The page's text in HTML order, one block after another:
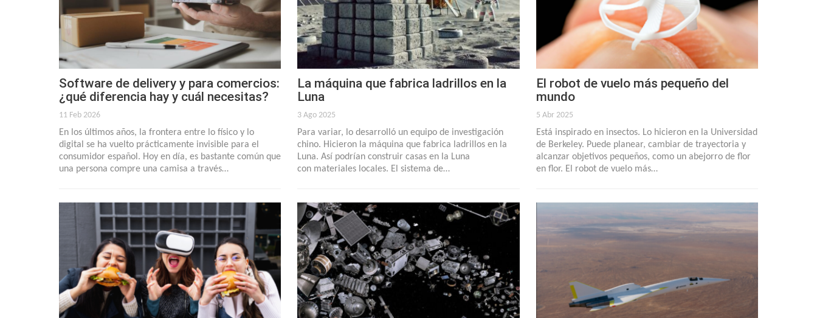
Software de delivery y para comercios:
¿qué diferencia hay y cuál necesitas?
11 Feb 2026
En los últimos años, la frontera entre lo físico y lo
digital se ha vuelto prácticamente invisible para el
consumidor español. Hoy en día, es bastante común que
una persona compre una camisa a través…
La máquina que fabrica ladrillos en la
Luna
3 Ago 2025
Para variar, lo desarrolló un equipo de investigación
chino. Hicieron la máquina que fabrica ladrillos en la
Luna. Así podrían construir casas en la Luna
con materiales locales. El sistema de…
El robot de vuelo más pequeño del
mundo
5 Abr 2025
Está inspirado en insectos. Lo hicieron en la Universidad
de Berkeley. Puede planear, cambiar de trayectoria y
alcanzar objetivos pequeños, como un abejorro de flor
en flor. El robot de vuelo más…